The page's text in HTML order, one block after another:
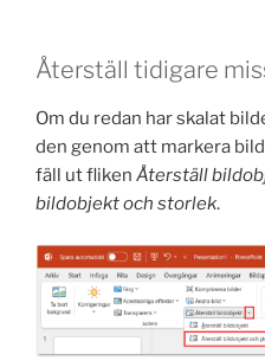
Återställ tidigare
Om du redan har skalat
den genom att markera
fäll ut fliken Återställ
bildobjekt och storlek.